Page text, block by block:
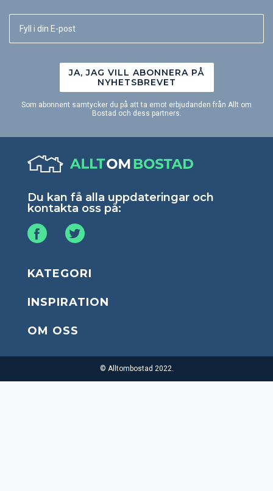
JA, JAG VILL ABONNERA PÅ
NYHETSBREVET
Som abonnent samtycker du på att ta emot erbjudanden från Allt om
Bostad och dess partners.
Du kan få alla uppdateringar och
kontakta oss på:
KATEGORI
INSPIRATION
OM OSS
© Alltombostad 2022.